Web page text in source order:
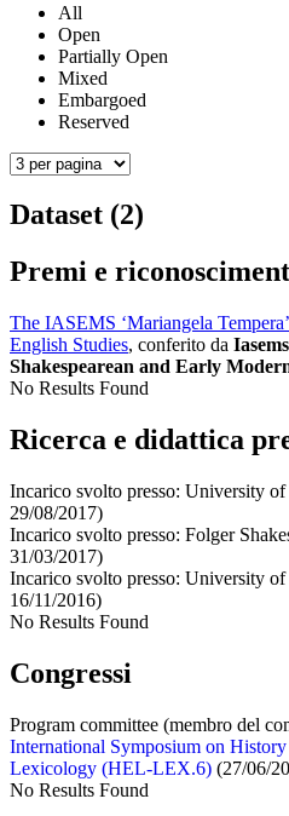
All
Open
Partially Open
Mixed
Embargoed
Reserved
Dataset (2)
Premi e
The IASEMS ‘Mariangela
English Studies, conferito da
Shakespearean and Early
No Results Found
Ricerca e didattica
Incarico svolto presso: University
29/08/2017)
Incarico svolto presso: Folger
31/03/2017)
Incarico svolto presso: University of
16/11/2016)
No Results Found
Congressi
Program committee (membro del
International Symposium on
Lexicology (HEL-LEX.6) (27/06/
No Results Found